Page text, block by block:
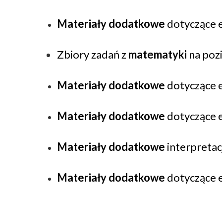
Materiały dodatkowe dotyczące
Zbiory zadań z matematyki na
Materiały dodatkowe dotyczące
Materiały dodatkowe dotyczące
Materiały dodatkowe
Materiały dodatkowe dotyczące